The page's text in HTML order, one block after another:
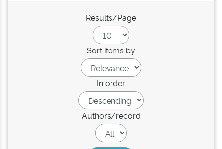
Results/Page
Sort items by
In order
Authors/record